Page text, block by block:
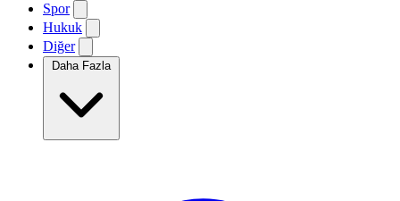
Spor
Hukuk
Diğer
Daha Fazla